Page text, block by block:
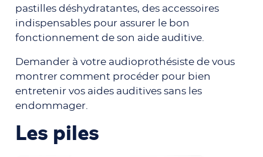
pastilles déshydratantes, des accessoires
indispensables pour assurer le bon
fonctionnement de son aide auditive.
Demander à votre audioprothésiste de vous
montrer comment procéder pour bien
entretenir vos aides auditives sans les
endommager.
Les piles